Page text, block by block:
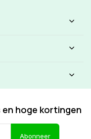
hoge kortingen
Abonneer